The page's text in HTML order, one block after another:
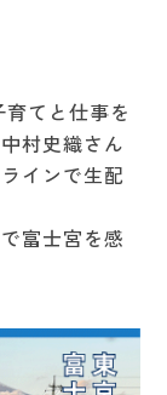
てと仕事を
村史織さん
インで生配
富士宮を感